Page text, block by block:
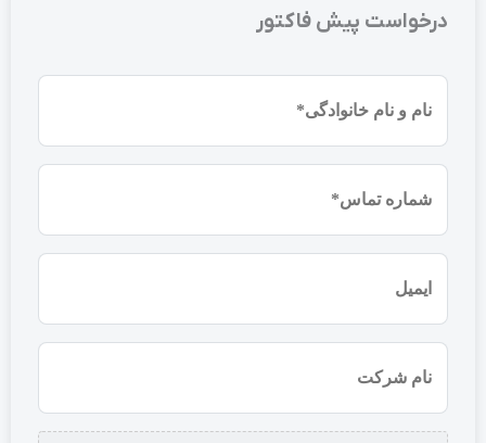
درخواست پیش فاکتور
نام
(ضروری)
موبایل
(ضروری)
شرکت